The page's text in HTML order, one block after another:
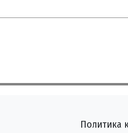
Политика